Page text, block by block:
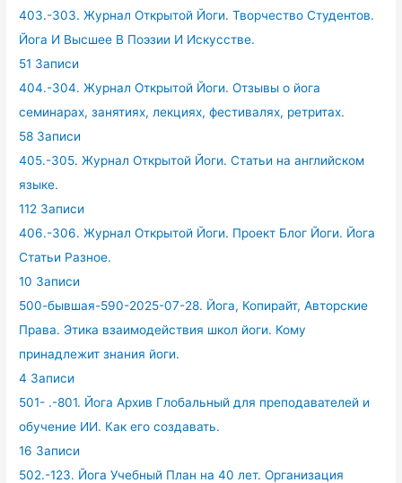
403.-303. Журнал Открытой Йоги. Творчество Студентов.
Йога И Высшее В Поэзии И Искусстве.
51 Записи
404.-304. Журнал Открытой Йоги. Отзывы о йога
семинарах, занятиях, лекциях, фестивалях, ретритах.
58 Записи
405.-305. Журнал Открытой Йоги. Статьи на английском
языке.
112 Записи
406.-306. Журнал Открытой Йоги. Проект Блог Йоги. Йога
Статьи Разное.
10 Записи
500-бывшая-590-2025-07-28. Йога, Копирайт, Авторские
Права. Этика взаимодействия школ йоги. Кому
принадлежит знания йоги.
4 Записи
501- .-801. Йога Архив Глобальный для преподавателей и
обучение ИИ. Как его создавать.
16 Записи
502.-123. Йога Учебный План на 40 лет. Организация